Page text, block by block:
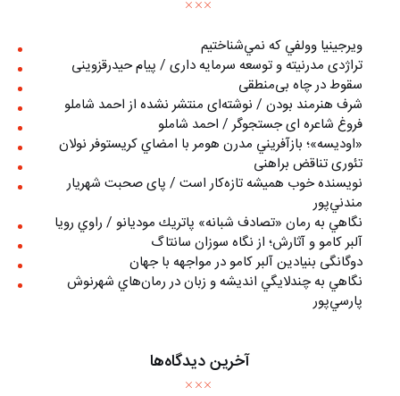
ويرجينيا وولفي كه نمي‌شناختيم
تراژدی مدرنیته و توسعه سرمایه داری / پیام حیدرقزوینی
سقوط در چاه بی‌منطقی
شرف هنرمند بودن / نوشته‌ای منتشر نشده از احمد شاملو
فروغ شاعره ای جستجوگر / احمد شاملو
«اوديسه»؛ بازآفريني مدرن هومر با امضاي كريستوفر نولان
تئوری تناقض براهنی
نويسنده خوب هميشه تازه‌كار است / پای صحبت شهريار
مندني‌پور
نگاهي به رمان «تصادف شبانه» پاتريك موديانو / راوي رويا
آلبر کامو و آثارش؛ از نگاه سوزان سانتاگ
دوگانگی بنیادین آلبر کامو در مواجهه با جهان
نگاهي به چندلايگي انديشه و زبان در رمان‌هاي شهرنوش
پارسي‌پور
آخرین دیدگاه‌ها